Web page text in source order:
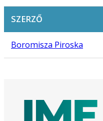
SZERZŐ
Boromisza Piroska